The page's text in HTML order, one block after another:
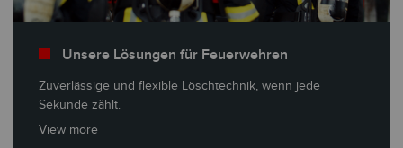
Unsere Lösungen für Feuerwehren
Zuverlässige und flexible Löschtechnik, wenn jede
Sekunde zählt.
View more